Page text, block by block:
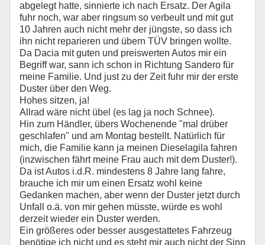
abgelegt hatte, sinnierte ich nach Ersatz. Der Agila
fuhr noch, war aber ringsum so verbeult und mit gut
10 Jahren auch nicht mehr der jüngste, so dass ich
ihn nicht reparieren und übern TÜV bringen wollte.
Da Dacia mit guten und preiswerten Autos mir ein
Begriff war, sann ich schon in Richtung Sandero für
meine Familie. Und just zu der Zeit fuhr mir der erste
Duster über den Weg.
Hohes sitzen, ja!
Allrad wäre nicht übel (es lag ja noch Schnee).
Hin zum Händler, übers Wochenende "mal drüber
geschlafen" und am Montag bestellt. Natürlich für
mich, die Familie kann ja meinen Dieselagila fahren
(inzwischen fährt meine Frau auch mit dem Duster!).
Da ist Autos i.d.R. mindestens 8 Jahre lang fahre,
brauche ich mir um einen Ersatz wohl keine
Gedanken machen, aber wenn der Duster jetzt durch
Unfall o.ä. von mir gehen müsste, würde es wohl
derzeit wieder ein Duster werden.
Ein größeres oder besser ausgestattetes Fahrzeug
benötige ich nicht und es steht mir auch nicht der Sinn